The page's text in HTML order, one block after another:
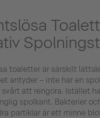
toaletter är särskilt
antyder – inte har en
att rengöra. Istället
spolkant. Bakterier
partiklar är ett minne